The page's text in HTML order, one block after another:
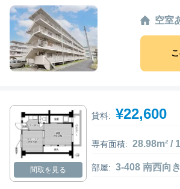
空室
間取を見る
貸料: ¥22,600
専有面積: 28.98m² /
部屋: 3-408 南西向き